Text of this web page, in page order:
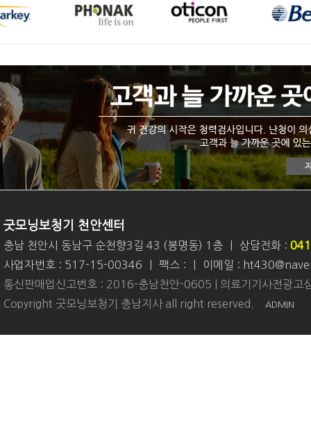
굿모닝보청기 천안센터
충남 천안시 동남구 순천향3길 43 (봉명동) 1층 상담전화 :
사업자번호 : 517-15-00346
팩스 :
이메일 :
통신판매업신고번호 : 2016-충남천안-0605 | 의료기기사전광고
Copyright 굿모닝보청기 충남지사 all right reserved.
ADMIN